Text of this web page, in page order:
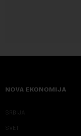
NOVA EKONOMIJA
SRBIJA
SVET